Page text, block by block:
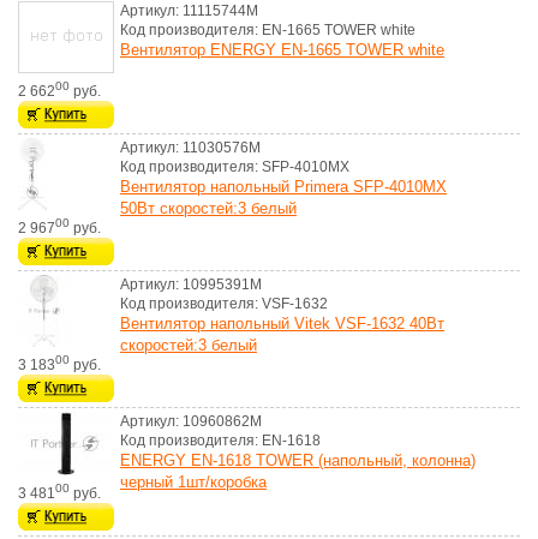
2 66200 руб.
Артикул: 11115744M
Код производителя: EN-1665 TOWER white
Вентилятор ENERGY EN-1665 TOWER white
2 96700 руб.
Артикул: 11030576M
Код производителя: SFP-4010MX
Вентилятор напольный Primera SFP-4010MX
50Вт скоростей:3 белый
3 18300 руб.
Артикул: 10995391M
Код производителя: VSF-1632
Вентилятор напольный Vitek VSF-1632 40Вт
скоростей:3 белый
3 481 00 руб.
Артикул: 10960862M
Код производителя: EN-1618
ENERGY EN-1618 TOWER (напольный, колонна)
черный 1шт/коробка